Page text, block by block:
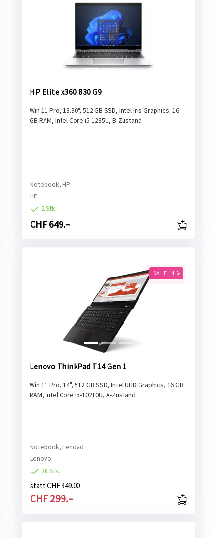
HP Elite x360 830 G9
Win 11 Pro, 13.30", 512 GB SSD, Intel Iris Graphics, 16
GB RAM, Intel Core i5-1235U, B-Zustand
Notebook, HP
HP
2 Stk.
CHF 649.–
SALE 14 %
Lenovo ThinkPad T14 Gen 1
Win 11 Pro, 14", 512 GB SSD, Intel UHD Graphics, 16 GB
RAM, Intel Core i5-10210U, A-Zustand
Notebook, Lenovo
Lenovo
30 Stk.
stattCHF 349.00
CHF 299.–